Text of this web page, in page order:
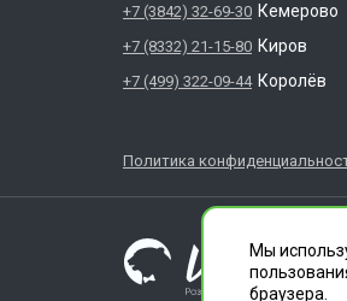
+7 (3842) 32-69-30 Кемерово
+7 (8332) 21-15-80 Киров
+7 (499) 322-09-44 Королёв
Политика
Мы
браузера.